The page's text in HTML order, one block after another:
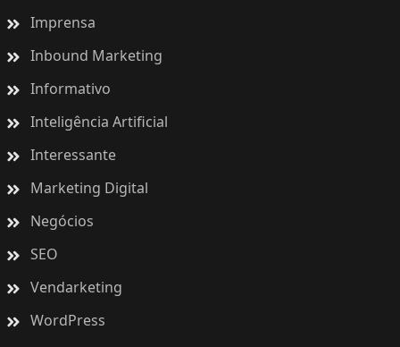
Imprensa
Inbound Marketing
Informativo
Inteligência Artificial
Interessante
Marketing Digital
Negócios
SEO
Vendarketing
WordPress